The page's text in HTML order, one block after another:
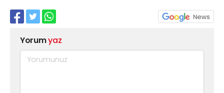
Yorumyaz